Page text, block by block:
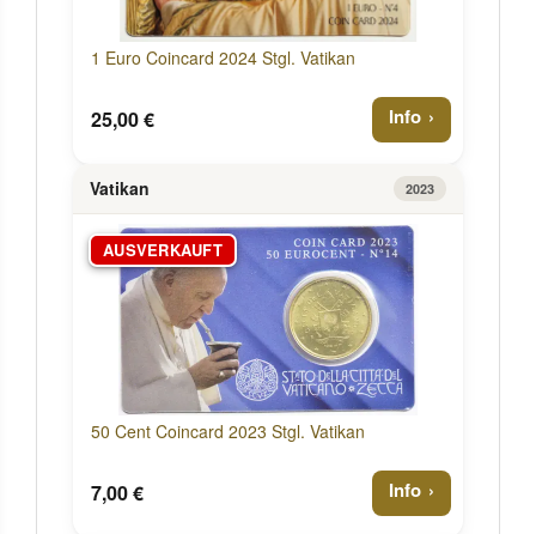
1 Euro Coincard 2024 Stgl. Vatikan
25,00 € Info
Vatikan 2023
AUSVERKAUFT
50 Cent Coincard 2023 Stgl. Vatikan
7,00 € Info